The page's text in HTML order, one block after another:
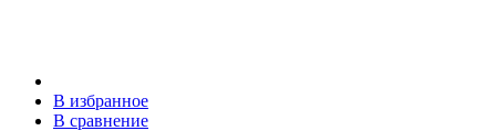
В избранное
В сравнение